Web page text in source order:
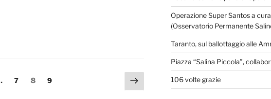
Pagina
7 Pagina
8 Pagina
9
Pagina
successiva
Operazione Super Santos a cura
(Osservatorio Permanente
Taranto, sul ballottaggio alle
Piazza “Salina Piccola”,
106 volte grazie